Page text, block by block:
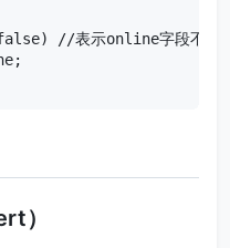
//表示online字段不参
）